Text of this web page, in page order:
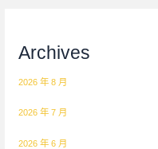
Archives
2026 年 8 月
2026 年 7 月
2026 年 6 月